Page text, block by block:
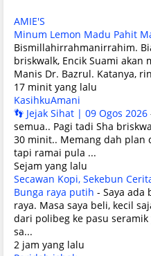
AMIE'S
Minum Lemon Madu Pahit
Bismillahirrahmanirrahim.
briskwalk, Encik Suami akan
Manis Dr. Bazrul. Katanya,
17 minit yang lalu
KasihkuAmani
👣 Jejak Sihat | 09 Ogos 2026
semua.. Pagi tadi Sha
30 minit.. Memang dah plan
tapi ramai pula ...
Sejam yang lalu
Secawan Kopi, Sekebun
Bunga raya putih - Saya ada
raya. Masa saya beli, kecil
dari polibeg ke pasu
sa...
2 jam yang lalu